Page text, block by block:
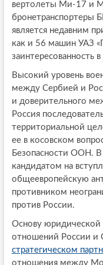
вертолеты Ми-17 и
является недавним
как и 56 машин УАЗ
заинтересованность
Высокий уровень
между Сербией и
и доверительного
Россия
территориальной
ее в косовском
Безопасности ООН. В
кандидатом на
общеевропейскую
противником
против России.
Основу юридической
отношений России и
стратегическом
отношения между